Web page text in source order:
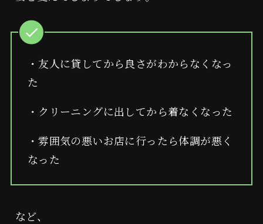
・友人に貸してから良さがわからなくなっ
た
・クリーニングに出してから着なくなった
・雰囲気の悪いお店に行ったら体調が悪く
なった
など、